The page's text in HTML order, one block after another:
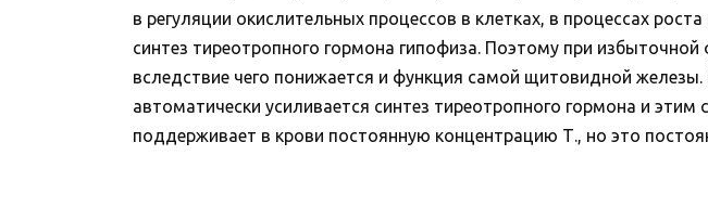
в регуляции окислительных процессов в клетках, в процессах
синтез тиреотропного гормона гипофиза. Поэтому при
вследствие чего понижается и функция самой щитовидной
автоматически усиливается синтез тиреотропного гормона и
поддерживает в крови постоянную концентрацию Т., но это